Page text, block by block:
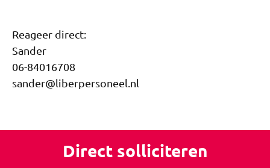
Reageer direct:
Sander
06-84016708
sander@liberpersoneel.nl
Direct solliciteren